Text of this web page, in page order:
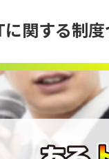
に関する制